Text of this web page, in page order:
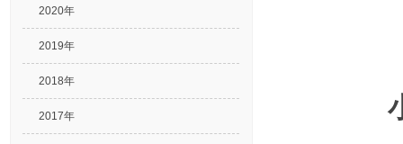
2020年
2019年
2018年
2017年